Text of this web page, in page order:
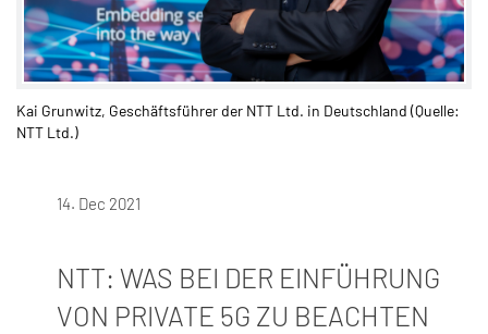
Kai Grunwitz, Geschäftsführer der NTT Ltd. in Deutschland (Quelle:
NTT Ltd.)
14. Dec 2021
NTT: WAS BEI DER EINFÜHRUNG
VON PRIVATE 5G ZU BEACHTEN